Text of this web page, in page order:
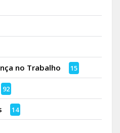
no Trabalho 15
92
14